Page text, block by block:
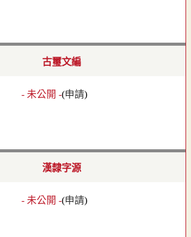
古璽文編
- 未公開 -(申請)
漢隸字源
- 未公開 -(申請)